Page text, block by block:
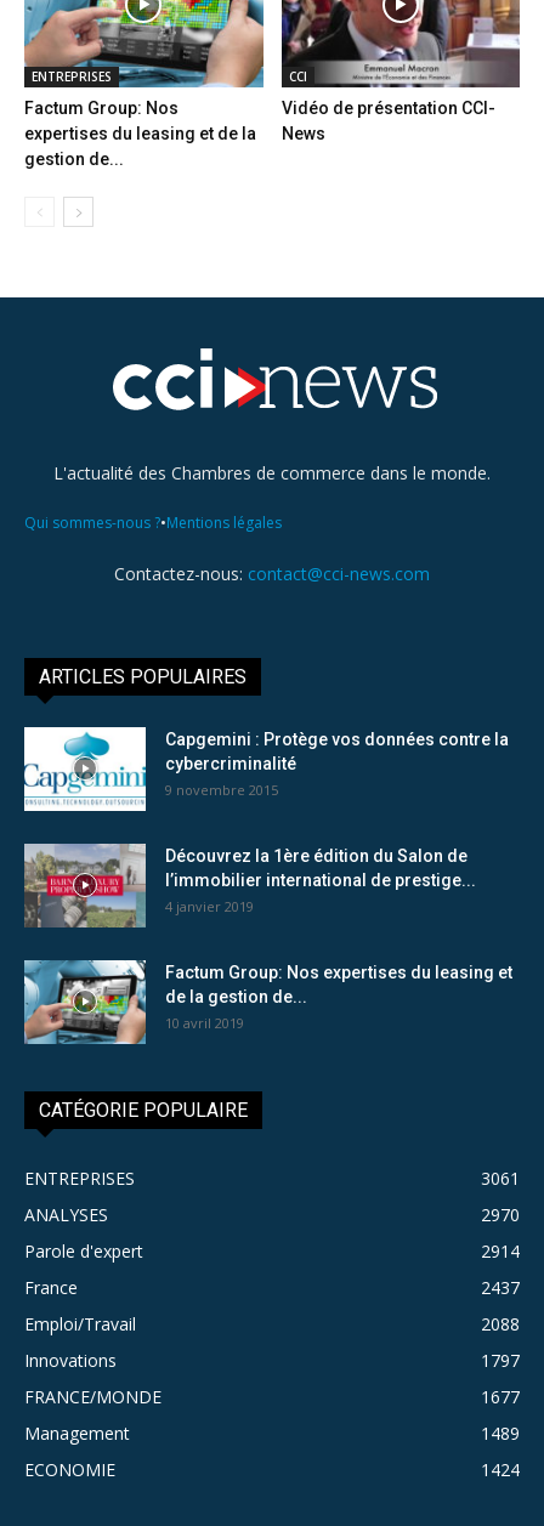
ENTREPRISES
Factum Group: Nos
expertises du leasing et de la
gestion de...
CCI
Vidéo de présentation CCI-
News
L'actualité des Chambres de commerce dans le monde.
Qui sommes-nous ?•Mentions légales
Contactez-nous: contact@cci-news.com
ARTICLES POPULAIRES
Capgemini : Protège vos données contre la
cybercriminalité
9 novembre 2015
Découvrez la 1ère édition du Salon de
l’immobilier international de prestige...
4 janvier 2019
Factum Group: Nos expertises du leasing et
de la gestion de...
10 avril 2019
CATÉGORIE POPULAIRE
ENTREPRISES
3061
ANALYSES
2970
Parole d'expert
2914
France
2437
Emploi/Travail
2088
Innovations
1797
FRANCE/MONDE
1677
Management
1489
ECONOMIE
1424